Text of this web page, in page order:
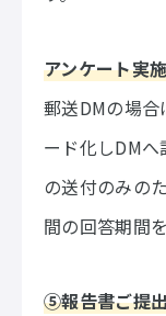
アンケート実施
郵送DMの場
ード化しDM
の送付のみの
間の回答期間
⑤報告書ご提